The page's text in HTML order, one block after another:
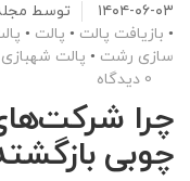
۱۴۰۴-۰۶-۰۳ توسط
• بازیافت پالت • پالت •
سازی رشت • پالت شهبازی
0 دیدگاه
چرا
چوبی